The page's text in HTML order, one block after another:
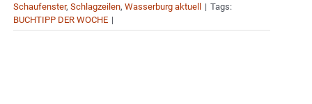
Schaufenster, Schlagzeilen, Wasserburg aktuell | Tags:
BUCHTIPP DER WOCHE |